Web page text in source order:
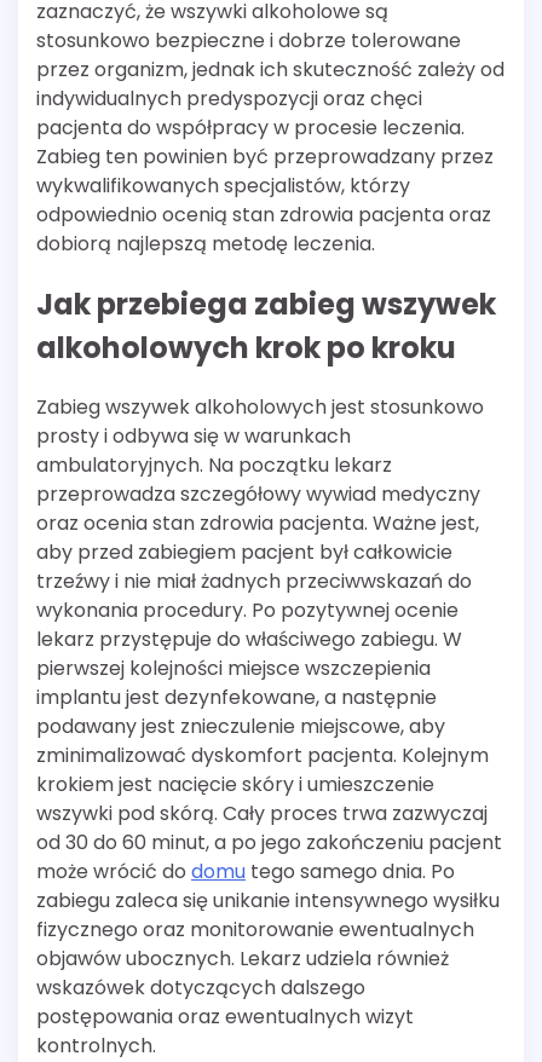
zaznaczyć, że wszywki alkoholowe są
stosunkowo bezpieczne i dobrze tolerowane
przez organizm, jednak ich skuteczność zależy od
indywidualnych predyspozycji oraz chęci
pacjenta do współpracy w procesie leczenia.
Zabieg ten powinien być przeprowadzany przez
wykwalifikowanych specjalistów, którzy
odpowiednio ocenią stan zdrowia pacjenta oraz
dobiorą najlepszą metodę leczenia.
Jak przebiega zabieg wszywek
alkoholowych krok po kroku
Zabieg wszywek alkoholowych jest stosunkowo
prosty i odbywa się w warunkach
ambulatoryjnych. Na początku lekarz
przeprowadza szczegółowy wywiad medyczny
oraz ocenia stan zdrowia pacjenta. Ważne jest,
aby przed zabiegiem pacjent był całkowicie
trzeźwy i nie miał żadnych przeciwwskazań do
wykonania procedury. Po pozytywnej ocenie
lekarz przystępuje do właściwego zabiegu. W
pierwszej kolejności miejsce wszczepienia
implantu jest dezynfekowane, a następnie
podawany jest znieczulenie miejscowe, aby
zminimalizować dyskomfort pacjenta. Kolejnym
krokiem jest nacięcie skóry i umieszczenie
wszywki pod skórą. Cały proces trwa zazwyczaj
od 30 do 60 minut, a po jego zakończeniu pacjent
może wrócić do domu tego samego dnia. Po
zabiegu zaleca się unikanie intensywnego wysiłku
fizycznego oraz monitorowanie ewentualnych
objawów ubocznych. Lekarz udziela również
wskazówek dotyczących dalszego
postępowania oraz ewentualnych wizyt
kontrolnych.